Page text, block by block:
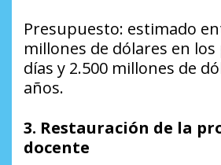
Presupuesto: estimado
millones de dólares en
días y 2.500 millones de
años.
3. Restauración de la
docente